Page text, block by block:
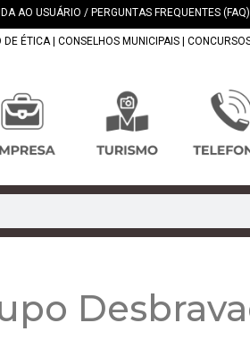
AO USUÁRIO / PERGUNTAS FREQUENTES (FAQ)
DE ÉTICA| CONSELHOS MUNICIPAIS